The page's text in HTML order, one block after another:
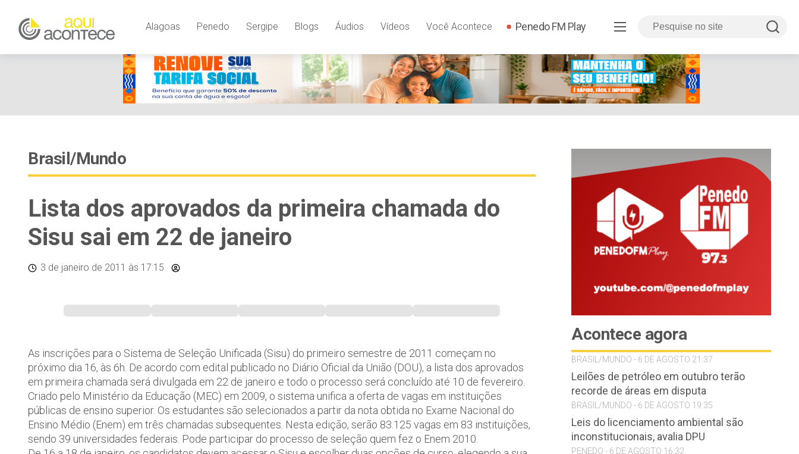
Alagoas Penedo Sergipe Blogs Áudios Vídeos Você Acontece Penedo FM Play
Brasil/Mundo
Lista dos aprovados da primeira chamada do
Sisu sai em 22 de janeiro
3 de janeiro de 2011 às 17:15
As inscrições para o Sistema de Seleção Unificada (Sisu) do primeiro semestre de 2011 começam no
próximo dia 16, às 6h. De acordo com edital publicado no Diário Oficial da União (DOU), a lista dos aprovados
em primeira chamada será divulgada em 22 de janeiro e todo o processo será concluído até 10 de fevereiro.
Criado pelo Ministério da Educação (MEC) em 2009, o sistema unifica a oferta de vagas em instituições
públicas de ensino superior. Os estudantes são selecionados a partir da nota obtida no Exame Nacional do
Ensino Médio (Enem) em três chamadas subsequentes. Nesta edição, serão 83.125 vagas em 83 instituições,
sendo 39 universidades federais. Pode participar do processo de seleção quem fez o Enem 2010.
Acontece agora
BRASIL/MUNDO - 6 DE AGOSTO 21:37
Leilões de petróleo em outubro terão
recorde de áreas em disputa
BRASIL/MUNDO - 6 DE AGOSTO 19:35
Leis do licenciamento ambiental são
inconstitucionais, avalia DPU
PENEDO - 6 DE AGOSTO 16:32